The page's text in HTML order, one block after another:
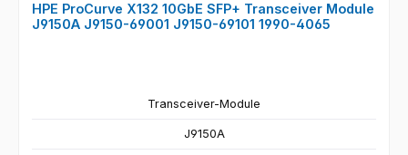
HPE ProCurve X132 10GbE SFP+ Transceiver Module
J9150A J9150-69001 J9150-69101 1990-4065
Transceiver-Module
J9150A